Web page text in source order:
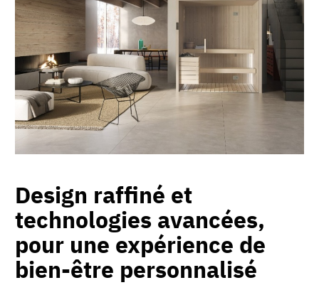
Design raffiné et
technologies avancées,
pour une expérience de
bien-être personnalisé